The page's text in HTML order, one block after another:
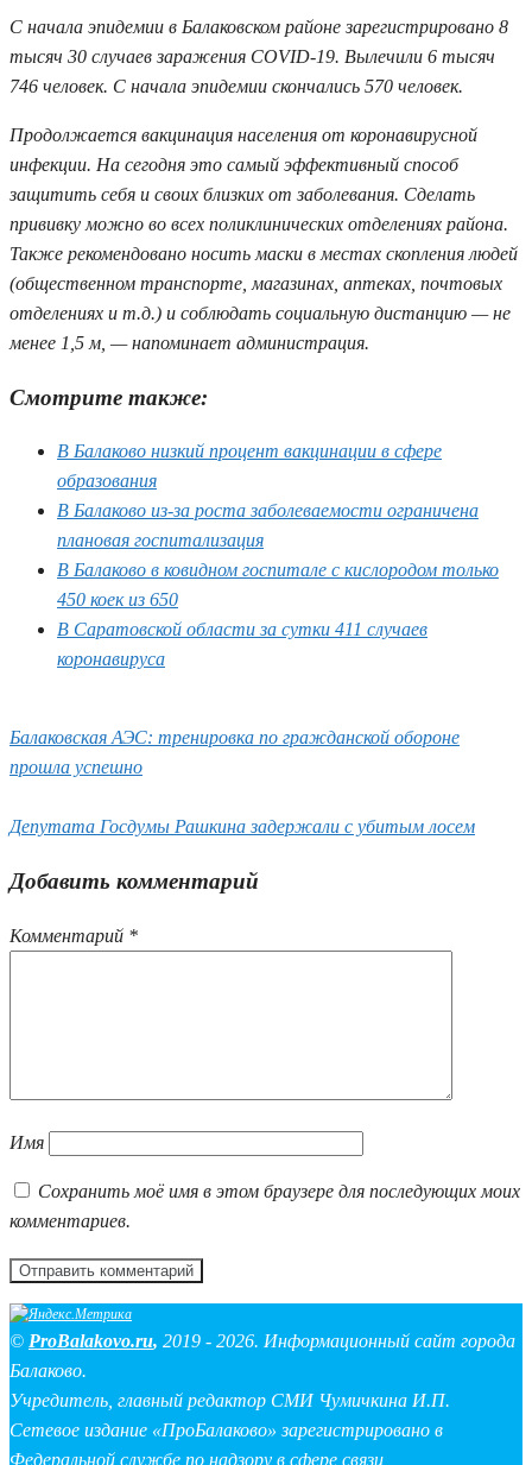
С начала эпидемии в Балаковском районе зарегистрировано 8
тысяч 30 случаев заражения COVID-19. Вылечили 6 тысяч
746 человек. С начала эпидемии скончались 570 человек.
Продолжается вакцинация населения от коронавирусной
инфекции. На сегодня это самый эффективный способ
защитить себя и своих близких от заболевания. Сделать
прививку можно во всех поликлинических отделениях района.
Также рекомендовано носить маски в местах скопления людей
(общественном транспорте, магазинах, аптеках, почтовых
отделениях и т.д.) и соблюдать социальную дистанцию — не
менее 1,5 м, — напоминает администрация.
Смотрите также:
В Балаково низкий процент вакцинации в сфере
образования
В Балаково из-за роста заболеваемости ограничена
плановая госпитализация
В Балаково в ковидном госпитале с кислородом только
450 коек из 650
В Саратовской области за сутки 411 случаев
коронавируса
Балаковская АЭС: тренировка по гражданской обороне
прошла успешно
Депутата Госдумы Рашкина задержали с убитым лосем
Добавить комментарий
Комментарий *
Имя
Сохранить моё имя в этом браузере для последующих моих
комментариев.
© ProBalakovo.ru, 2019 - 2026. Информационный сайт города
Балаково.
Учредитель, главный редактор СМИ Чумичкина И.П.
Сетевое издание «ПроБалаково» зарегистрировано в
Федеральной службе по надзору в сфере связи,